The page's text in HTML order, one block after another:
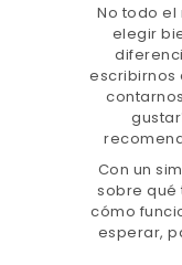
No todo el
elegir
escribirnos
Con un
sobre qué
cómo
esperar,